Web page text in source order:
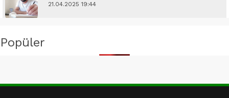
21.04.2025 19:44
Tevekkül, huzura açılan kapının anahtarıdır!
Popüler